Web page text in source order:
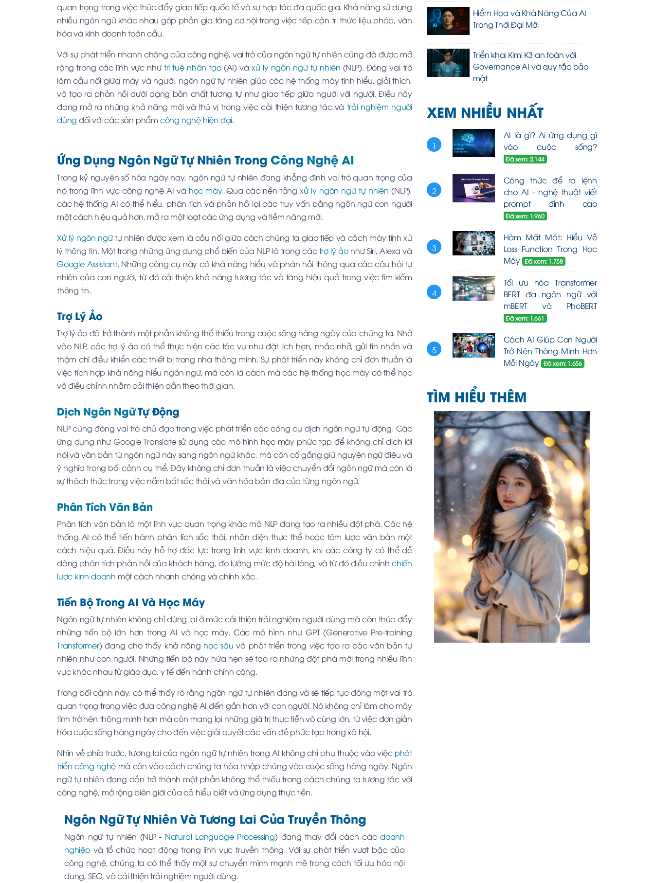
quan trọng trong việc thúc đẩy giao tiếp quốc tế và sự hợp tác đa quốc gia. Khả năng sử dụng
nhiều ngôn ngữ khác nhau góp phần gia tăng cơ hội trong việc tiếp cận tri thức liệu pháp, văn
hóa và kinh doanh toàn cầu.
Với sự phát triển nhanh chóng của công nghệ, vai trò của ngôn ngữ tự nhiên cũng đã được mở
rộng trong các lĩnh vực như trí tuệ nhân tạo(AI) vàxử lý ngôn ngữ tự nhiên (NLP). Đóng vai trò
làm cầu nối giữa máy và người, ngôn ngữ tự nhiên giúp các hệ thống máy tính hiểu, giải thích,
và tạo ra phản hồi dưới dạng bản chất tương tự như giao tiếp giữa người với người. Điều này
đang mở ra những khả năng mới và thú vị trong việc cải thiện tương tác và trải nghiệm người
dùng đối với các sản phẩm công nghệ hiện đại.
Ứng Dụng Ngôn Ngữ Tự Nhiên Trong Công Nghệ AI
Trong kỷ nguyên số hóa ngày nay, ngôn ngữ tự nhiên đang khẳng định vai trò quan trọng của
nó trong lĩnh vực công nghệ AI và học máy. Qua các nền tảngxử lý ngôn ngữ tự nhiên (NLP),
các hệ thống AI có thể hiểu, phân tích và phản hồi lại các truy vấn bằng ngôn ngữ con người
một cách hiệu quả hơn, mở ra một loạt các ứng dụng và tiềm năng mới.
Xử lý ngôn ngữtự nhiên được xem là cầu nối giữa cách chúng ta giao tiếp và cách máy tính xử
lý thông tin. Một trong những ứng dụng phổ biến của NLP là trong cáctrợ lý ảonhư Siri, Alexa và
Google Assistant. Những công cụ này có khả năng hiểu và phản hồi thông qua các câu hỏi tự
nhiên của con người, từ đó cải thiện khả năng tương tác và tăng hiệu quả trong việc tìm kiếm
thông tin.
Trợ Lý Ảo
Trợ lý ảo đã trở thành một phần không thể thiếu trong cuộc sống hàng ngày của chúng ta. Nhờ
vào NLP, các trợ lý ảo có thể thực hiện các tác vụ như đặt lịch hẹn, nhắc nhở, gửi tin nhắn và
thậm chí điều khiển các thiết bị trong nhà thông minh. Sự phát triển này không chỉ đơn thuần là
việc tích hợp khả năng hiểu ngôn ngữ, mà còn là cách mà các hệ thống học máy có thể học
và điều chỉnh nhằm cải thiện dần theo thời gian.
Dịch Ngôn NgữTự Động
NLP cũng đóng vai trò chủ đạo trong việc phát triển các công cụ dịch ngôn ngữ tự động. Các
ứng dụng như Google Translate sử dụng các mô hình học máy phức tạp để không chỉ dịch lời
nói và văn bản từ ngôn ngữ này sang ngôn ngữ khác, mà còn cố gắng giữ nguyên ngữ điệu và
ý nghĩa trong bối cảnh cụ thể. Đây không chỉ đơn thuần là việc chuyển đổi ngôn ngữ mà còn là
sự thách thức trong việc nắm bắt sắc thái và văn hóa bản địa của từng ngôn ngữ.
Phân Tích Văn Bản
Phân tích văn bản là một lĩnh vực quan trọng khác mà NLP đang tạo ra nhiều đột phá. Các hệ
thống AI có thể tiến hành phân tích sắc thái, nhận diện thực thể hoặc tóm lược văn bản một
cách hiệu quả. Điều này hỗ trợ đắc lực trong lĩnh vực kinh doanh, khi các công ty có thể dễ
dàng phân tích phản hồi của khách hàng, đo lường mức độ hài lòng, và từ đó điều chỉnh chiến
lược kinh doanh một cách nhanh chóng và chính xác.
Tiến Bộ Trong AI Và Học Máy
Ngôn ngữ tự nhiên không chỉ dừng lại ở mức cải thiện trải nghiệm người dùng mà còn thúc đẩy
những tiến bộ lớn hơn trong AI và học máy. Các mô hình như GPT (Generative Pre-training
Transformer) đang cho thấy khả năng học sâu và phát triển trong việc tạo ra các văn bản tự
nhiên như con người. Những tiến bộ này hứa hẹn sẽ tạo ra những đột phá mới trong nhiều lĩnh
vực khác nhau từ giáo dục, y tế đến hành chính công.
Trong bối cảnh này, có thể thấy rõ rằng ngôn ngữ tự nhiên đang và sẽ tiếp tục đóng một vai trò
quan trọng trong việc đưa công nghệ AI đến gần hơn với con người. Nó không chỉ làm cho máy
tính trở nên thông minh hơn mà còn mang lại những giá trị thực tiễn vô cùng lớn, từ việc đơn giản
hóa cuộc sống hàng ngày cho đến việc giải quyết các vấn đề phức tạp trong xã hội.
Nhìn về phía trước, tương lai của ngôn ngữ tự nhiên trong AI không chỉ phụ thuộc vào việc phát
triển công nghệ mà còn vào cách chúng ta hòa nhập chúng vào cuộc sống hàng ngày. Ngôn
ngữ tự nhiên đang dần trở thành một phần không thể thiếu trong cách chúng ta tương tác với
công nghệ, mở rộng biên giới của cả hiểu biết và ứng dụng thực tiễn.
Ngôn Ngữ Tự Nhiên Và Tương Lai Của Truyền Thông
Ngôn ngữ tự nhiên (NLP - Natural Language Processing) đang thay đổi cách các doanh
nghiệpvà tổ chức hoạt động trong lĩnh vực truyền thông. Với sự phát triển vượt bậc của
công nghệ, chúng ta có thể thấy một sự chuyển mình mạnh mẽ trong cách tối ưu hóa nội
dung, SEO, và cải thiện trải nghiệm người dùng.
Hiểm Họa và Khả Năng Của AI
Trong Thời Đại Mới
Triển khai Kimi K3 an toàn với
Governance AI và quy tắc bảo
mật
XEM NHIỀU NHẤT
1
AI là gì? Ai ứng dụng gì
vào cuộc sống?
Đã xem: 2.144
2
Công thức để ra lệnh
cho AI - nghệ thuật viết
prompt đỉnh cao
Đã xem: 1.960
3
Hàm Mất Mát: Hiểu Về
Loss Function Trong Học
Máy Đã xem: 1.758
4
Tối ưu hóa Transformer
BERT đa ngôn ngữ với
mBERT và PhoBERT
Đã xem: 1.661
5
Cách AI Giúp Con Người
Trở Nên Thông Minh Hơn
Mỗi Ngày Đã xem: 1.656
TÌM HIỂU THÊM